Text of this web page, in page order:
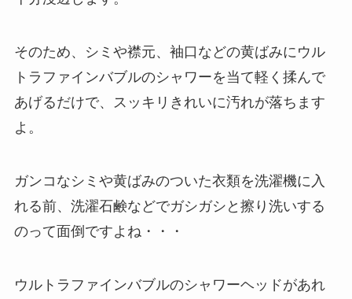
そのため、シミや襟元、袖口などの黄ばみにウル
トラファインバブルのシャワーを当て軽く揉んで
あげるだけで、スッキリきれいに汚れが落ちます
よ。
ガンコなシミや黄ばみのついた衣類を洗濯機に入
れる前、洗濯石鹸などでガシガシと擦り洗いする
のって面倒ですよね・・・
ウルトラファインバブルのシャワーヘッドがあれ